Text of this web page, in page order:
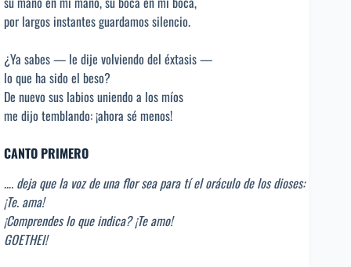
por largos instantes guardamos silencio.
¿Ya sabes — le dije volviendo del éxtasis —
lo que ha sido el beso?
De nuevo sus labios uniendo a los míos
me dijo temblando: ¡ahora sé menos!
CANTO PRIMERO
…. deja que la voz de una flor sea para tí el oráculo de los dioses:
¡Te. ama!
¡Comprendes lo que indica? ¡Te amo!
GOETHEl!